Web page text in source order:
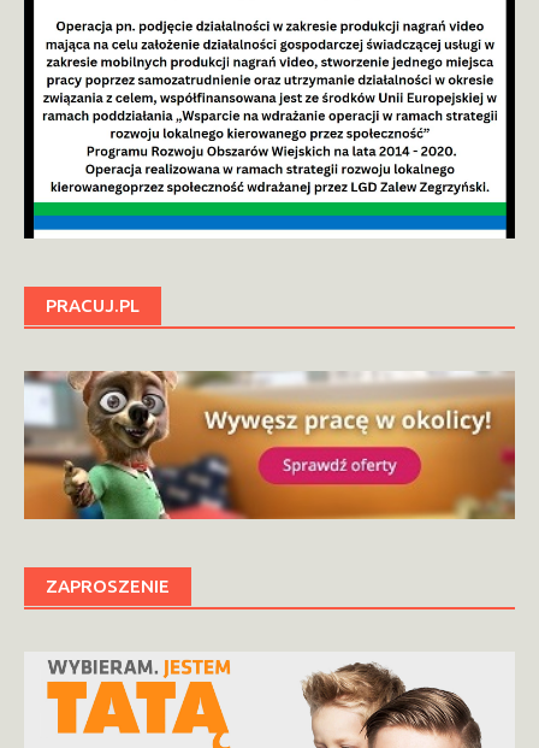
PRACUJ.PL
ZAPROSZENIE